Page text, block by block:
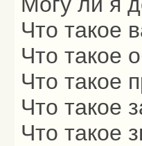
Что такое
Что такое
Что такое
Что такое
Что такое